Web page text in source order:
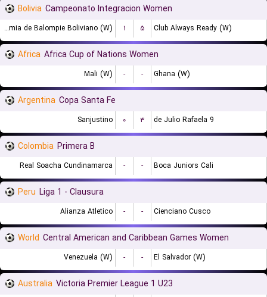
Bolivia Campeonato Integracion Women
Academia de Balompie Boliviano (W) ۱ ۵ Club Always Ready (W)
Africa Africa Cup of Nations Women
Mali (W) - - Ghana (W)
Argentina Copa Santa Fe
Sanjustino ۰ ۳ 9 de Julio Rafaela
Colombia Primera B
Real Soacha Cundinamarca - - Boca Juniors Cali
Peru Liga 1 - Clausura
Alianza Atletico - - Cienciano Cusco
World Central American and Caribbean Games Women
Venezuela (W) - - El Salvador (W)
Australia Victoria Premier League 1 U23